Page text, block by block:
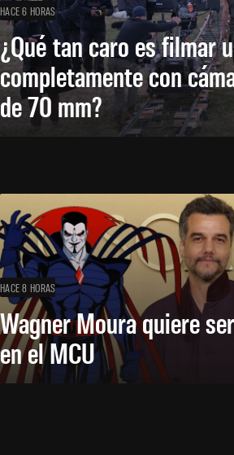
HACE 6 HORAS
¿Qué tan caro es filmar
completamente con
de 70 mm?
HACE 8 HORAS
Wagner Moura quiere
en el MCU